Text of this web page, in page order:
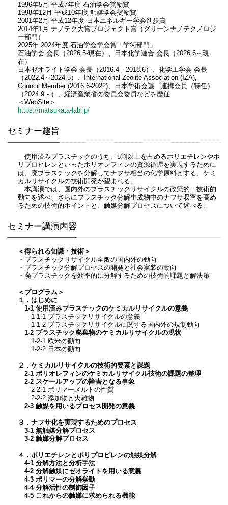
1996年5月 平成7年度 石油学会奨励賞
1998年12月 平成10年度 触媒学会奨励賞
2001年2月 平成12年度 日本エネルギー学会進歩賞
2014年1月 ナノテク大賞プロジェクト賞（グリーンナノテクノロジ
ー部門）
2025年 2024年度 石油学会学会賞「学術部門」
石油学会 会長（2026.5-現在）、日本化学連合 会長（2026.6～現
在）
日本ゼオライト学会 会長（2016.4－2018.6）、化学工学会 会長
（2022.4～2024.5）、International Zeolite Association (IZA),
Council Member (2016.6-2022)、日本学術会議 連携会員（特任）
（2024.9～）、経済産業省の委員会委員などを歴任
＜WebSite＞
https://matsukata-lab.jp/
セミナー趣旨
使用済みプラスチックのうち、5割以上を占めるポリエチレンやポ
リプロピレンといったポリオレフィンの資源循環を実現するために
は、廃プラスチックを分解してナフサ相当の化学原料とする、ケミ
カルリサイクルの技術開発が望まれる。
本講演では、国内外のプラスチックリサイクルの政策的・技術的
動向を述べ、さらにプラスチック分解生成物中のナフサ収率を高め
るための技術的ポイントと、触媒分解プロセスについて述べる。
セミナー講演内容
＜得られる知識・技術＞
・プラスチックリサイクル全般の国内外の動向
・プラスチック分解プロセスの開発と社会実装の動向
・廃プラスチックを効率的に分解するための技術的課題と解決策
＜プログラム＞
１．はじめに
1-1 使用済みプラスチックのケミカルリサイクルの意義
1-1-1 プラスチックリサイクルの意義
1-1-2 プラスチックリサイクルに関する国内外の規制動向
1-2 プラスチック廃棄物のケミカルリサイクルの現状
1-2-1 欧米の動向
1-2-2 日本の動向
２．ケミカルリサイクルの技術的要素と課題
2-1 ポリオレフィンのケミカルリサイクル技術の課題の整理
2-2 スケールアップの障害となる事象
2-2-1 ポリマーメルトの性質
2-2-2 添加物と夾雑物
2-3 触媒を用いるプロセス開発の意義
３．ナフサ化を実現するためのプロセス
3-1 無触媒分解プロセス
3-2 触媒分解プロセス
４．ポリエチレンとポリプロピレンの触媒分解
4-1 分解方法と分析手法
4-2 分解触媒にゼオライトを用いる意義
4-3 ポリマーの分解挙動
4-4 分解活性の制御因子
4-5 これからの触媒に求められる機能